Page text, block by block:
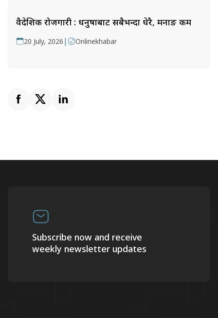
वैदेशिक रोजगारी : धनुषाबाट सबैभन्दा धेरै, मनाङ कम
20 July, 2026 | Onlinekhabar
Subscribe now and receive
weekly newsletter updates